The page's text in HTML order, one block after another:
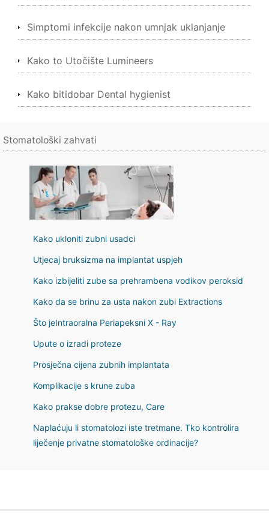
Simptomi infekcije nakon umnjak uklanjanje
Kako to Utočište Lumineers
Kako bitidobar Dental hygienist
Stomatološki zahvati
Kako ukloniti zubni usadci
Utjecaj bruksizma na implantat uspjeh
Kako izbijeliti zube sa prehrambena vodikov peroksid
Kako da se brinu za usta nakon zubi Extractions
Što jeIntraoralna Periapeksni X - Ray
Upute o izradi proteze
Prosječna cijena zubnih implantata
Komplikacije s krune zuba
Kako prakse dobre protezu, Care
Naplaćuju li stomatolozi iste tretmane. Tko kontrolira
liječenje privatne stomatološke ordinacije?